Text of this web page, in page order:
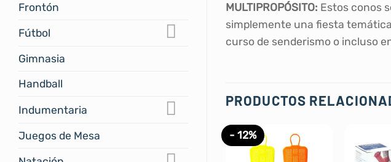
Frontón
Fútbol
Gimnasia
Handball
Indumentaria
Juegos de Mesa
MULTIPROPÓSITO: Estos conos
simplemente una fiesta
curso de senderismo o incluso
PRODUCTOS
- 12%